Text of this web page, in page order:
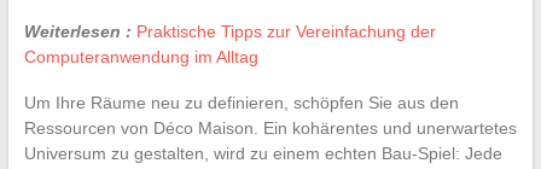
Weiterlesen : Praktische Tipps zur Vereinfachung der
Computeranwendung im Alltag
Um Ihre Räume neu zu definieren, schöpfen Sie aus den
Ressourcen von Déco Maison. Ein kohärentes und unerwartetes
Universum zu gestalten, wird zu einem echten Bau-Spiel: Jede